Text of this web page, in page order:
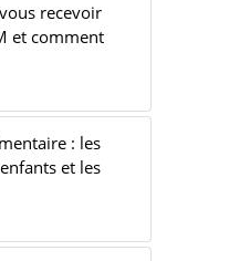
recevoir
et comment
: les
et les